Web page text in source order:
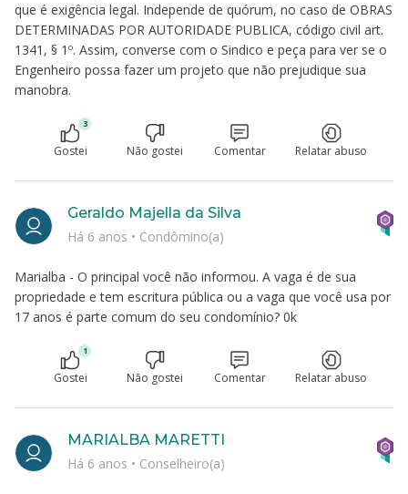
que é exigência legal. Independe de quórum, no caso de OBRAS
DETERMINADAS POR AUTORIDADE PUBLICA, código civil art.
1341, § 1º. Assim, converse com o Sindico e peça para ver se o
Engenheiro possa fazer um projeto que não prejudique sua
manobra.
3
Gostei Não gostei Comentar Relatar abuso
Marialba - O principal você não informou. A vaga é de sua
propriedade e tem escritura pública ou a vaga que você usa por
17 anos é parte comum do seu condomínio? 0k
Geraldo Majella da Silva
Há 6 anos • Condômino(a)
1
Gostei Não gostei Comentar Relatar abuso
MARIALBA MARETTI
Há 6 anos • Conselheiro(a)